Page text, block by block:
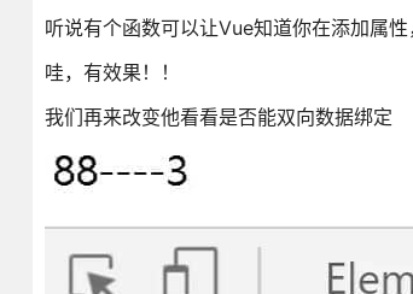
听说有个函数可以让Vue知道你在添加属
哇，有效果！！
我们再来改变他看看是否能双向数据绑定